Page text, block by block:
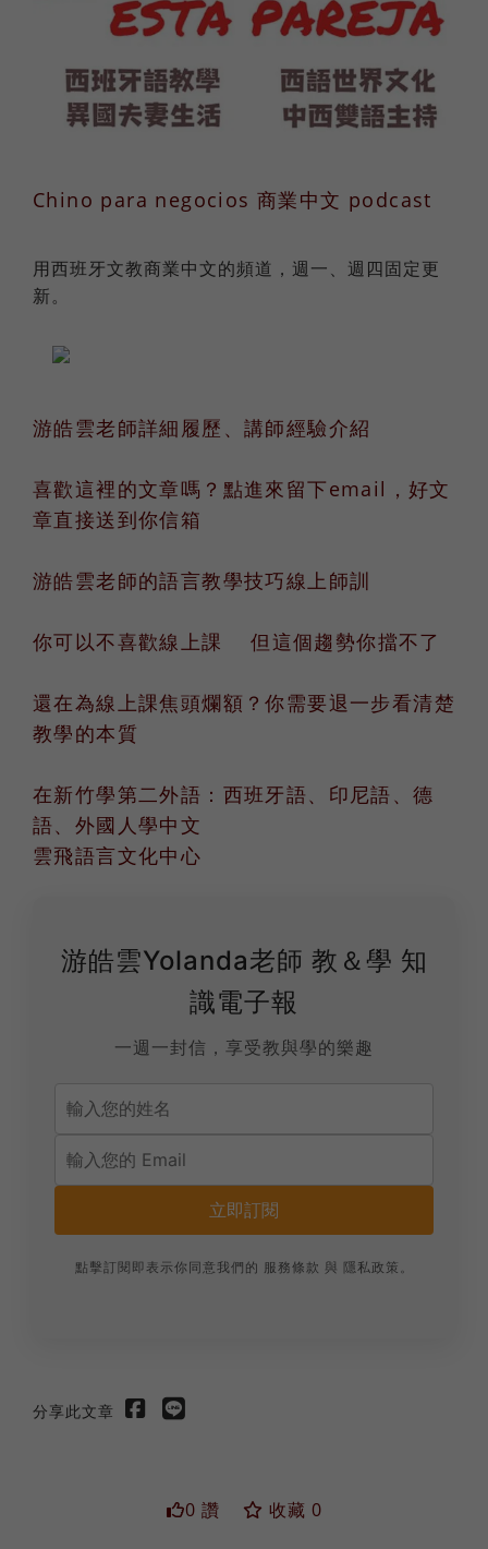
Chino para negocios 商業中文 podcast
用西班牙文教商業中文的頻道，週一、週四固定更
新。
游皓雲老師詳細履歷、講師經驗介紹
喜歡這裡的文章嗎？點進來留下email，好文
章直接送到你信箱
游皓雲老師的語言教學技巧線上師訓
你可以不喜歡線上課 但這個趨勢你擋不了
還在為線上課焦頭爛額？你需要退一步看清楚
教學的本質
在新竹學第二外語：西班牙語、印尼語、德
語、外國人學中文
雲飛語言文化中心
游皓雲Yolanda老師 教＆學 知
識電子報
一週一封信，享受教與學的樂趣
立即訂閱
點擊訂閱即表示你同意我們的 服務條款 與 隱私政策
分享此文章
0 讚 收藏 0